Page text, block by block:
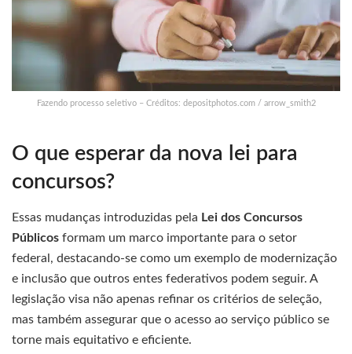
Fazendo processo seletivo – Créditos: depositphotos.com / arrow_smith2
O que esperar da nova lei para
concursos?
Essas mudanças introduzidas pela Lei dos Concursos
Públicos formam um marco importante para o setor
federal, destacando-se como um exemplo de modernização
e inclusão que outros entes federativos podem seguir. A
legislação visa não apenas refinar os critérios de seleção,
mas também assegurar que o acesso ao serviço público se
torne mais equitativo e eficiente.